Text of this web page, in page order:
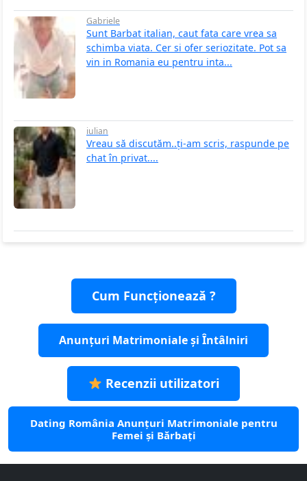
Gabriele
Sunt Barbat italian, caut fata care vrea sa
schimba viata. Cer si ofer seriozitate. Pot sa
vin in Romania eu pentru inta...
iulian
Vreau să discutăm..ți-am scris, raspunde pe
chat în privat....
Cum Funcționează ?
Anunțuri Matrimoniale și Întâlniri
Recenzii utilizatori
Dating România Anunțuri Matrimoniale pentru
Femei și Bărbați